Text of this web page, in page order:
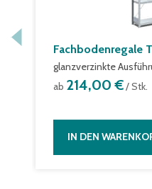
Fachbodenregale
glanzverzinkte
ab 214,00 €/ Stk.
IN DEN